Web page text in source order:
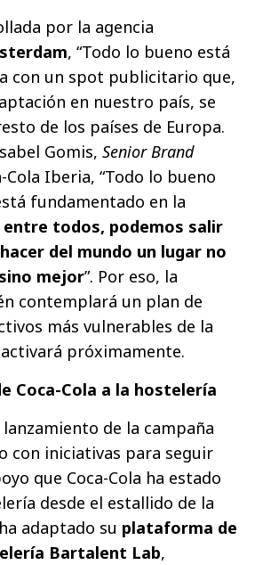
por la agencia
, “Todo lo bueno está
con un spot publicitario que,
en nuestro país, se
de los países de Europa.
Gomis, Senior Brand
Cola Iberia, “Todo lo bueno
fundamentado en la
entre todos, podemos salir
del mundo un lugar no
mejor”. Por eso, la
contemplará un plan de
más vulnerables de la
próximamente.
Coca-Cola a la hostelería
de la campaña
con iniciativas para seguir
que Coca-Cola ha estado
desde el estallido de la
adaptado su plataforma de
Bartalent Lab,